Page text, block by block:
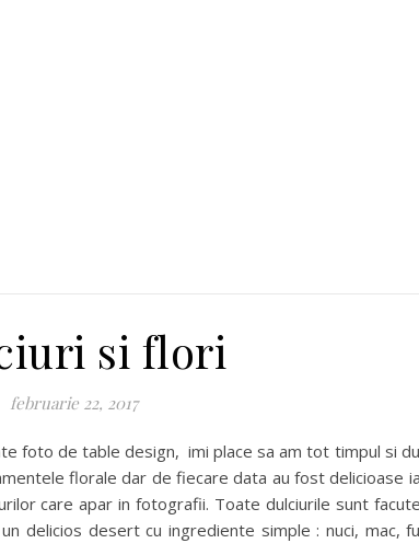
si flori
februarie 22, 2017
florale dar de fiecare data au fost delicioase
care apar in fotografii. Toate dulciurile sunt
delicios desert cu ingrediente simple : nuci,